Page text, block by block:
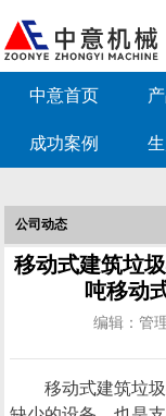
中意首页
成功案例
公司动态
移动式建筑垃
吨移动
编辑：管
移动式建筑垃